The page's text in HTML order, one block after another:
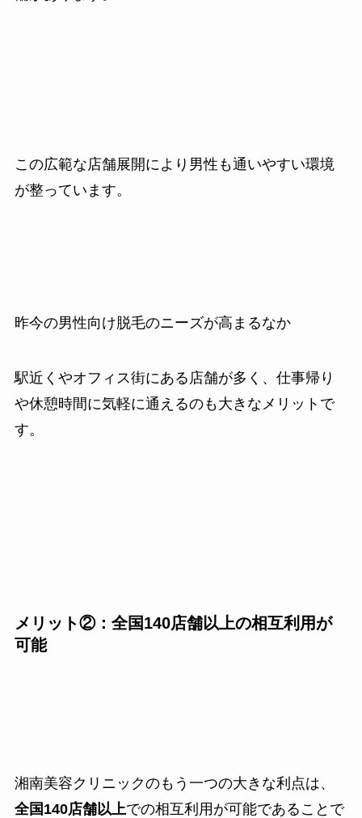
この広範な店舗展開により男性も通いやすい環境
が整っています。
昨今の男性向け脱毛のニーズが高まるなか
駅近くやオフィス街にある店舗が多く、仕事帰り
や休憩時間に気軽に通えるのも大きなメリットで
す。
メリット②：全国140店舗以上の相互利用が
可能
湘南美容クリニックのもう一つの大きな利点は、
全国140店舗以上での相互利用が可能であることで